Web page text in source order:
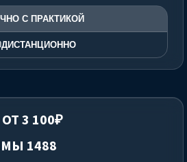
С ПРАКТИКОЙ
ДИСТАНЦИОННО
3 100₽
1488